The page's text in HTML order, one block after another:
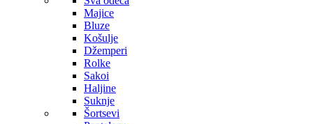
Majice
Bluze
Košulje
Džemperi
Rolke
Sakoi
Haljine
Suknje
Šortsevi